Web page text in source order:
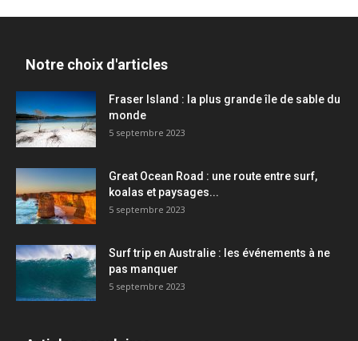
Notre choix d'articles
Fraser Island : la plus grande île de sable du
monde
5 septembre 2023
Great Ocean Road : une route entre surf,
koalas et paysages...
5 septembre 2023
Surf trip en Australie : les événements à ne
pas manquer
5 septembre 2023